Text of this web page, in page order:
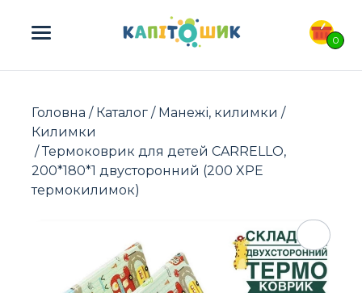
0
ПОШУК ТОВАРІВ:
Головна / Каталог / Манежі, килимки /
Килимки
/ Термоковрик для детей CARRELLO,
200*180*1 двусторонний (200 XPE
термокилимок)